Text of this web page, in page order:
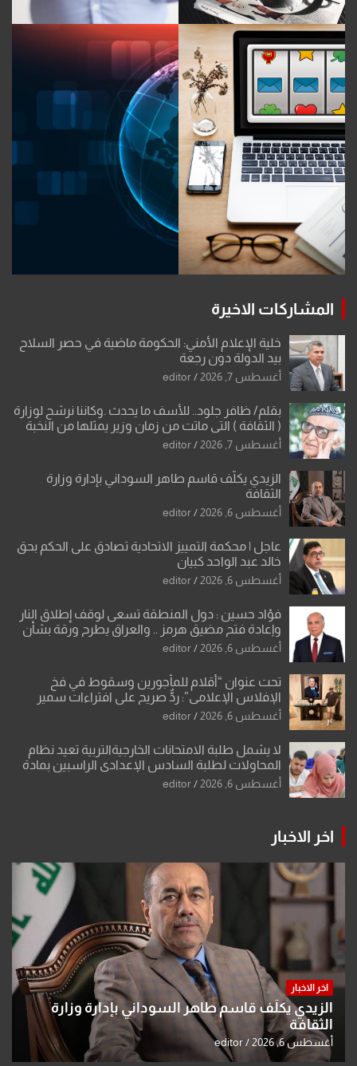
المشاركات الاخيرة
خلية الإعلام الأمني: الحكومة ماضية في حصر السلاح
بيد الدولة دون رجعة
أغسطس 7, 2026 editor
بقلم/ ظافر جلود.. للأسف ما يحدث .وكاننا نرشح لوزارة
( الثقافة ) التي ماتت من زمان وزير يمثلها من النخبة
والإرث العظيم للثقافة العراقية..
أغسطس 7, 2026 editor
الزيدي يكلّف قاسم طاهر السوداني بإدارة وزارة
الثقافة
أغسطس 6, 2026 editor
عاجل | محكمة التمييز الاتحادية تصادق على الحكم بحق
خالد عبد الواحد كبيان
أغسطس 6, 2026 editor
فؤاد حسين : دول المنطقة تسعى لوقف إطلاق النار
وإعادة فتح مضيق هرمز .. والعراق يطرح ورقة بشأن
تحولات القدس
أغسطس 6, 2026 editor
تحت عنوان “أقلام للمأجورين وسقوط في فخ
الإفلاس الإعلامي”: ردٌّ صريح على افتراءات سمير
الشكرجي
أغسطس 6, 2026 editor
لا يشمل طلبة الامتحانات الخارجيةالتربية تعيد نظام
المحاولات لطلبة السادس الإعدادي الراسبين بمادة
أو مادتين
أغسطس 6, 2026 editor
اخر الاخبار
اخر الاخبار
الزيدي يكلّف قاسم طاهر السوداني بإدارة وزارة
الثقافة
أغسطس 6, 2026 editor